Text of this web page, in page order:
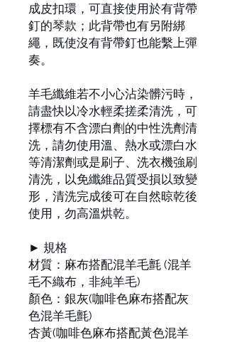
成皮扣環，可直接使用於有背帶
釘的琴款；此背帶也有另附綁
繩，既使沒有背帶釘也能繫上彈
奏。
羊毛纖維若不小心沾染髒污時，
請盡快以冷水輕柔搓柔清洗，可
擇標有不含漂白劑的中性洗劑清
洗，請勿使用溫、熱水或漂白水
等清潔劑或是刷子、洗衣機強刷
清洗，以免纖維品質受損以致變
形，清洗完成後可在自然晾乾後
使用，勿高溫烘乾。
► 規格
材質：麻布搭配混羊毛氈 (混羊
毛不織布，非純羊毛)
顏色：銀灰(咖啡色麻布搭配灰
色混羊毛氈)
杏黃(咖啡色麻布搭配黃色混羊